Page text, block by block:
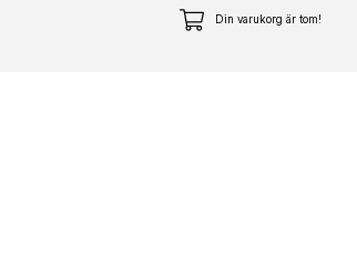
Din varukorg är tom!